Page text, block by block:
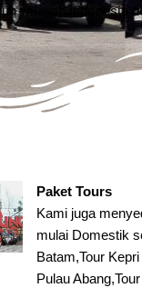
wilayah indonesia
Paket Tours
Kami juga
mulai Domestik
Batam,Tour
Pulau